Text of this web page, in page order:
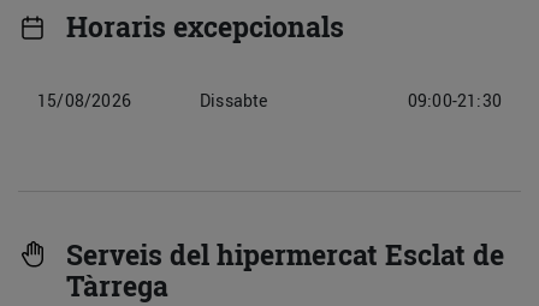
Horaris excepcionals
15/08/2026 Dissabte 09:00-21:30
Serveis del hipermercat Esclat de
Tàrrega